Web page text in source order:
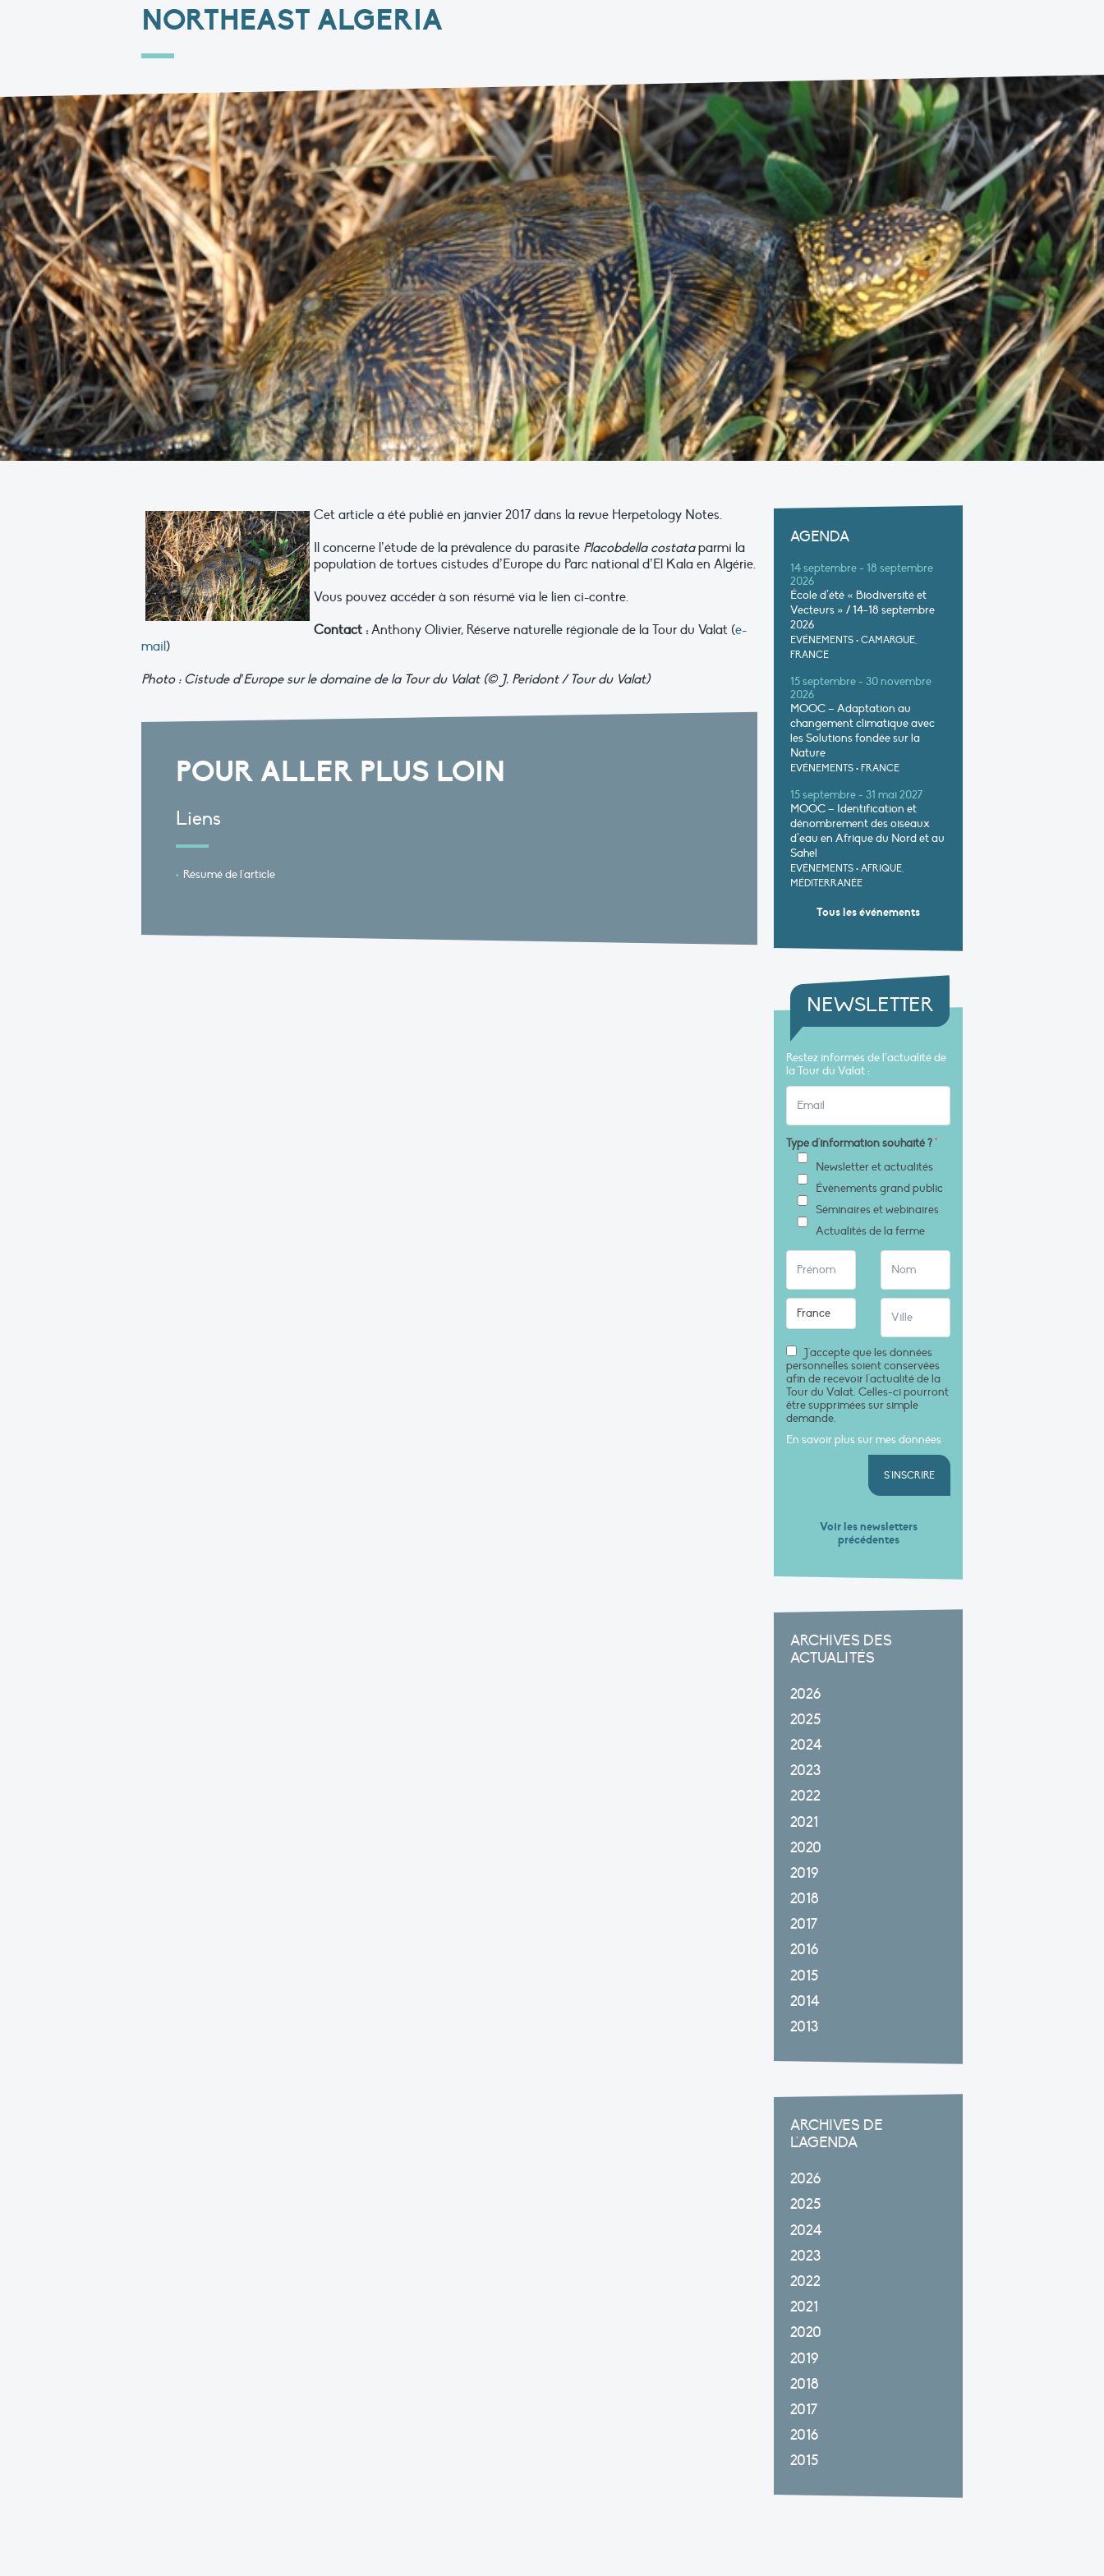
NORTHEAST ALGERIA
Cet article a été publié en janvier 2017 dans la revue Herpetology Notes.
Il concerne l’étude de la prévalence du parasite Placobdella costataparmi la
population de tortues cistudes d’Europe du Parc national d’El Kala en Algérie.
Vous pouvez accéder à son résumé via le lien ci-contre.
Contact :Anthony Olivier, Réserve naturelle régionale de la Tour du Valat (e-
mail)
Photo : Cistude d’Europe sur le domaine de la Tour du Valat (© J. Peridont / Tour du Valat)
POUR ALLER PLUS LOIN
Liens
Résumé de l'article
AGENDA
14 septembre - 18 septembre
2026
École d’été « Biodiversité et
Vecteurs » / 14-18 septembre
2026
EVÉNEMENTS • CAMARGUE,
FRANCE
15 septembre - 30 novembre
2026
MOOC – Adaptation au
changement climatique avec
les Solutions fondée sur la
Nature
EVÉNEMENTS • FRANCE
15 septembre - 31 mai 2027
MOOC – Identification et
dénombrement des oiseaux
d’eau en Afrique du Nord et au
Sahel
EVÉNEMENTS • AFRIQUE,
MÉDITERRANÉE
Tous les événements
NEWSLETTER
Restez informés de l’actualité de
la Tour du Valat :
Type d'information souhaité ?*
Newsletter et actualités
Évènements grand public
Séminaires et webinaires
Actualités de la ferme
J'accepte que les données
personnelles soient conservées
afin de recevoir l'actualité de la
Tour du Valat. Celles-ci pourront
être supprimées sur simple
demande.
En savoir plus sur mes données
S'INSCRIRE
Voir les newsletters
précédentes
ARCHIVES DES
ACTUALITÉS
2026
2025
2024
2023
2022
2021
2020
2019
2018
2017
2016
2015
2014
2013
ARCHIVES DE
L'AGENDA
2026
2025
2024
2023
2022
2021
2020
2019
2018
2017
2016
2015